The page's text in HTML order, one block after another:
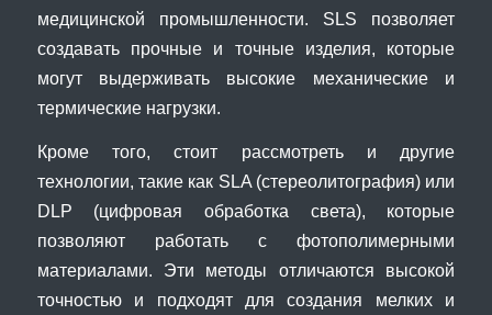
медицинской промышленности. SLS позволяет
создавать прочные и точные изделия, которые
могут выдерживать высокие механические и
термические нагрузки.
Кроме того, стоит рассмотреть и другие
технологии, такие как SLA (стереолитография) или
DLP (цифровая обработка света), которые
позволяют работать с фотополимерными
материалами. Эти методы отличаются высокой
точностью и подходят для создания мелких и